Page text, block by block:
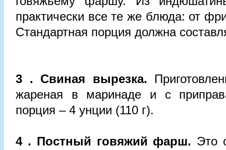
практически все те же блюда: от
Стандартная порция должна
3 . Свиная вырезка.
жареная в маринаде и с
порция – 4 унции (110 г).
4 . Постный говяжий фарш. Это